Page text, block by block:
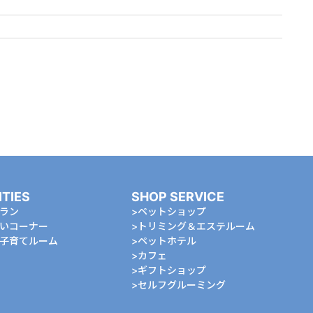
ン
コーナー
育てルーム
SHOP SERVICE
ペットショップ
トリミング＆エステルーム
ペットホテル
カフェ
ギフトショップ
セルフグルーミング